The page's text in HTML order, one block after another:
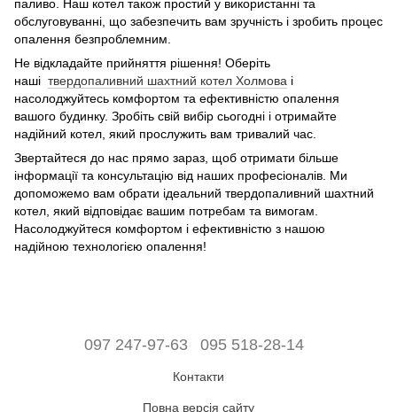
паливо. Наш котел також простий у використанні та
обслуговуванні, що забезпечить вам зручність і зробить процес
опалення безпроблемним.
Не відкладайте прийняття рішення! Оберіть
наші твердопаливний шахтний котел Холмова і
насолоджуйтесь комфортом та ефективністю опалення
вашого будинку. Зробіть свій вибір сьогодні і отримайте
надійний котел, який прослужить вам тривалий час.
Звертайтеся до нас прямо зараз, щоб отримати більше
інформації та консультацію від наших професіоналів. Ми
допоможемо вам обрати ідеальний твердопаливний шахтний
котел, який відповідає вашим потребам та вимогам.
Насолоджуйтеся комфортом і ефективністю з нашою
надійною технологією опалення!
097 247-97-63 095 518-28-14
Контакти
Повна версія сайту